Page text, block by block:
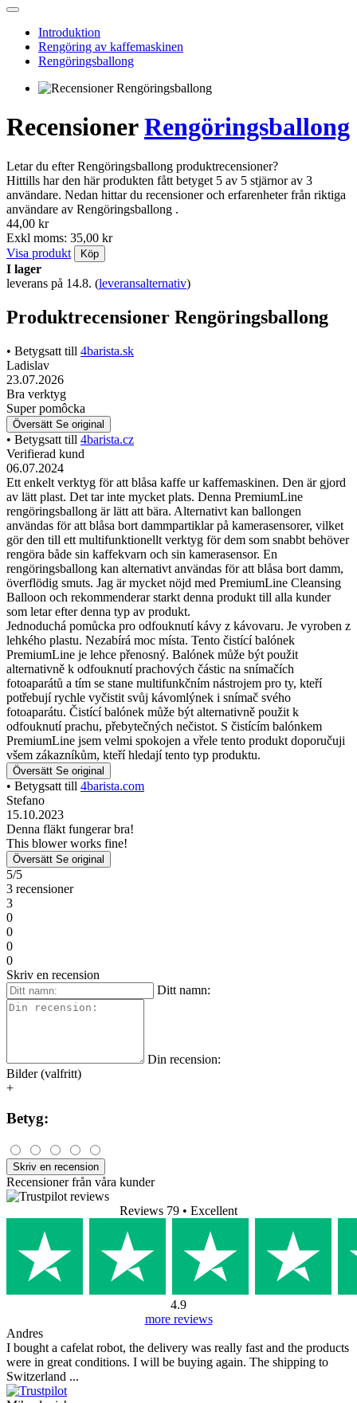
Introduktion
Rengöring av kaffemaskinen
Rengöringsballong
RecensionerRengöringsballong
Letar du efter Rengöringsballong produktrecensioner?
Hittills har den här produkten fått betyget 5 av 5 stjärnor av 3
användare. Nedan hittar du recensioner och erfarenheter från riktiga
användare av Rengöringsballong .
44,00 kr
Exkl moms: 35,00 kr
Visa produkt
Köp
I lager
leverans på 14.8. (leveransalternativ)
Produktrecensioner Rengöringsballong
• Betygsatt till 4barista.sk
Ladislav
23.07.2026
Bra verktyg
Super pomôcka
Översätt Se original
• Betygsatt till 4barista.cz
Verifierad kund
06.07.2024
Ett enkelt verktyg för att blåsa kaffe ur kaffemaskinen. Den är gjord
av lätt plast. Det tar inte mycket plats. Denna PremiumLine
rengöringsballong är lätt att bära. Alternativt kan ballongen
användas för att blåsa bort dammpartiklar på kamerasensorer, vilket
gör den till ett multifunktionellt verktyg för dem som snabbt behöver
rengöra både sin kaffekvarn och sin kamerasensor. En
rengöringsballong kan alternativt användas för att blåsa bort damm,
överflödig smuts. Jag är mycket nöjd med PremiumLine Cleansing
Balloon och rekommenderar starkt denna produkt till alla kunder
som letar efter denna typ av produkt.
Jednoduchá pomůcka pro odfouknutí kávy z kávovaru. Je vyroben z
lehkého plastu. Nezabírá moc místa. Tento čistící balónek
PremiumLine je lehce přenosný. Balónek může být použit
alternativně k odfouknutí prachových částic na snímačích
fotoaparátů a tím se stane multifunkčním nástrojem pro ty, kteří
potřebují rychle vyčistit svůj kávomlýnek i snímač svého
fotoaparátu. Čistící balónek může být alternativně použit k
odfouknutí prachu, přebytečných nečistot. S čistícím balónkem
PremiumLine jsem velmi spokojen a vřele tento produkt doporučuji
všem zákazníkům, kteří hledají tento typ produktu.
Översätt Se original
• Betygsatt till 4barista.com
Stefano
15.10.2023
Denna fläkt fungerar bra!
This blower works fine!
Översätt Se original
5/5
3 recensioner
3
0
0
0
0
Skriv en recension
Ditt namn:
Din recension:
Bilder (valfritt)
+
Betyg:
Skriv en recension
Recensioner från våra kunder
Reviews 79 • Excellent
4.9
more reviews
Andres
I bought a cafelat robot, the delivery was really fast and the products
were in great conditions. I will be buying again. The shipping to
Switzerland ...